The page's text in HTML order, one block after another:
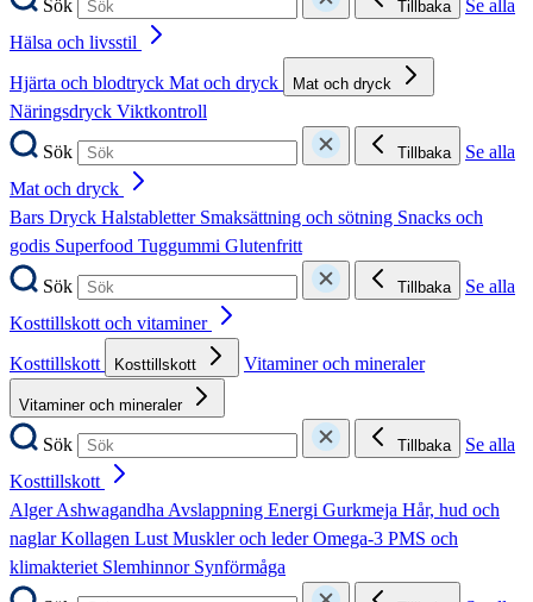
Sök Tillbaka
Se alla
Hälsa och livsstil
Hjärta och blodtryck Mat och dryck Mat och dryck
Näringsdryck Viktkontroll
Sök
Tillbaka
Se alla
Mat och dryck
Bars Dryck Halstabletter Smaksättning och sötning Snacks och
godis Superfood Tuggummi Glutenfritt
Sök
Tillbaka
Se alla
Kosttillskott och vitaminer
Kosttillskott
Kosttillskott Vitaminer och mineraler
Vitaminer och mineraler
Sök Tillbaka
Se alla
Kosttillskott
AlgerAshwagandhaAvslappning Energi Gurkmeja Hår, hud och
naglarKollagen LustMuskler och lederOmega-3 PMS och
klimakteriet Slemhinnor Synförmåga